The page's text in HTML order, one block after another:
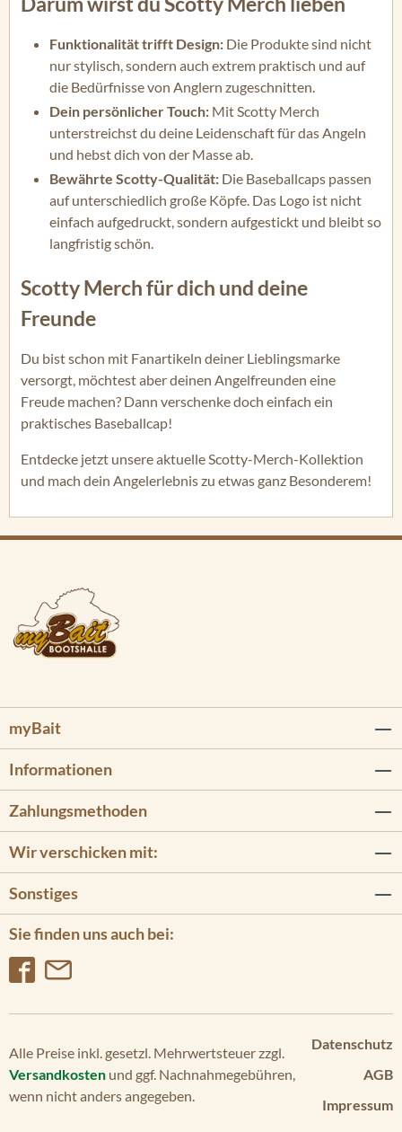
Funktionalität trifft Design: Die Produkte sind nicht
nur stylisch, sondern auch extrem praktisch und auf
die Bedürfnisse von Anglern zugeschnitten.
Dein persönlicher Touch: Mit Scotty Merch
unterstreichst du deine Leidenschaft für das Angeln
und hebst dich von der Masse ab.
Bewährte Scotty-Qualität: Die Baseballcaps passen
auf unterschiedlich große Köpfe. Das Logo ist nicht
einfach aufgedruckt, sondern aufgestickt und bleibt so
langfristig schön.
Scotty Merch für dich und deine
Freunde
Du bist schon mit Fanartikeln deiner Lieblingsmarke
versorgt, möchtest aber deinen Angelfreunden eine
Freude machen? Dann verschenke doch einfach ein
praktisches Baseballcap!
Entdecke jetzt unsere aktuelle Scotty-Merch-Kollektion
und mach dein Angelerlebnis zu etwas ganz Besonderem!
myBait
Informationen
Sie finden uns auch bei:
Zahlungsmethoden
Wir verschicken mit:
Sonstiges
Datenschutz
AGB
Impressum
Alle Preise inkl. gesetzl. Mehrwertsteuer zzgl.
Versandkosten und ggf. Nachnahmegebühren,
wenn nicht anders angegeben.